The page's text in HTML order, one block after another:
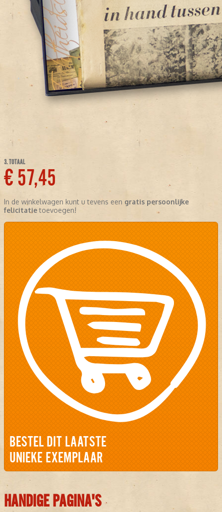
3. TOTAAL
€ 57,45
In de winkelwagen kunt u tevens een gratis persoonlijke
felicitatietoevoegen!
BESTEL DIT LAATSTE
UNIEKE EXEMPLAAR
HANDIGE PAGINA'S